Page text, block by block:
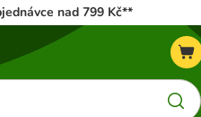
nad 799 Kč**